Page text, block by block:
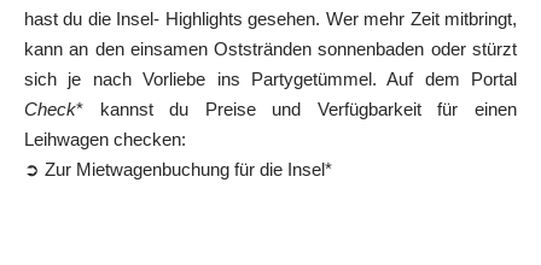
hast du die Insel- Highlights gesehen. Wer mehr Zeit mitbringt,
kann an den einsamen Oststränden sonnenbaden oder stürzt
sich je nach Vorliebe ins Partygetümmel. Auf dem Portal
Check* kannst du Preise und Verfügbarkeit für einen
Leihwagen checken:
➲ Zur Mietwagenbuchung für die Insel*